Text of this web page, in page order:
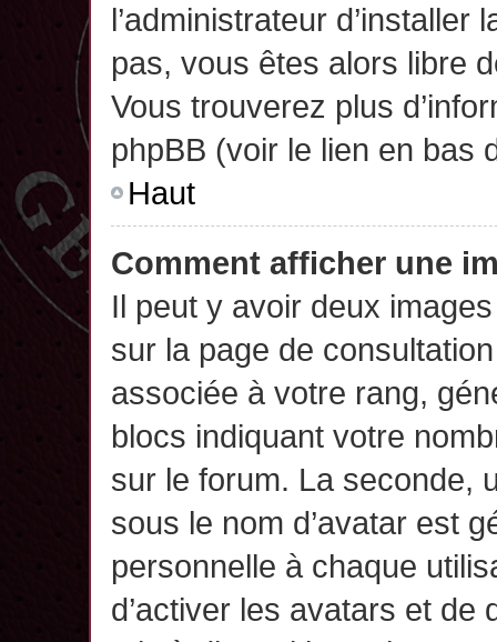
l’administrateur d’installer
pas, vous êtes alors libre
Vous trouverez plus
phpBB (voir le lien en bas
Haut
Comment afficher une
Il peut y avoir deux
sur la page de
associée à votre rang,
blocs indiquant votre
sur le forum. La seconde,
sous le nom d’avatar est
personnelle à chaque
d’activer les avatars et de